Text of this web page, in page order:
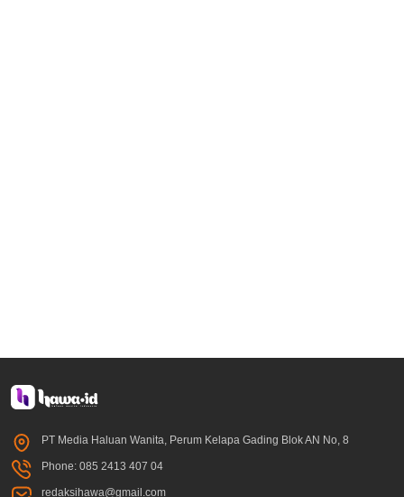
PT Media Haluan Wanita, Perum Kelapa Gading Blok AN No, 8
Phone: 085 2413 407 04
redaksihawa@gmail.com